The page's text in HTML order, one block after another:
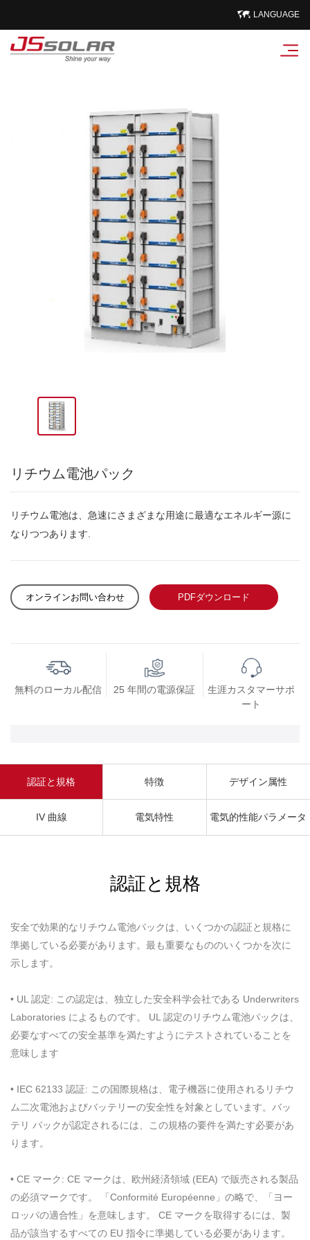
LANGUAGE
リチウム電池パック
リチウム電池は、急速にさまざまな用途に最適なエネルギー源に
なりつつあります.
オンラインお問い合わせ PDFダウンロード
無料のローカル配信 25 年間の電源保証
生涯カスタマーサポ
ート
認証と規格 特徴 デザイン属性
IV 曲線 電気特性 電気的性能パラメータ
認証と規格
安全で効果的なリチウム電池パックは、いくつかの認証と規格に
準拠している必要があります。最も重要なもののいくつかを次に
示します。
• UL 認定: この認定は、独立した安全科学会社である Underwriters
Laboratories によるものです。 UL 認定のリチウム電池パックは、
必要なすべての安全基準を満たすようにテストされていることを
意味します
• IEC 62133 認証: この国際規格は、電子機器に使用されるリチウ
ム二次電池およびバッテリーの安全性を対象としています。バッ
テリ パックが認定されるには、この規格の要件を満たす必要があ
ります。
• CE マーク: CE マークは、欧州経済領域 (EEA) で販売される製品
の必須マークです。 「Conformité Européenne」の略で、「ヨー
ロッパの適合性」を意味します。 CE マークを取得するには、製
品が該当するすべての EU 指令に準拠している必要があります。